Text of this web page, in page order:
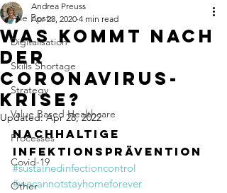
Alle Posts
Digitalisation
Skills Shortage
Strategy
Value Based Healthcare
Processes
Covid-19
Other
Was kommt nach
der
Coronavirus-
Krise?
Andrea Preuss
Apr 23, 2020 4 min read
Updated:Apr 28, 2022
Nachhaltige
Infektionsprävention
#sustainedinfectioncontrol
#wecannotstayhomeforever